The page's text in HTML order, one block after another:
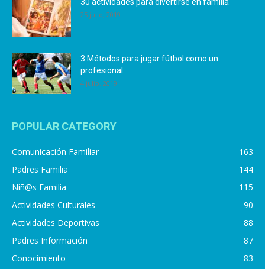
30 actividades para divertirse en familia
25 julio, 2019
3 Métodos para jugar fútbol como un
profesional
4 julio, 2019
POPULAR CATEGORY
Comunicación Familiar
163
Padres Familia
144
Niñ@s Familia
115
Actividades Culturales
90
Actividades Deportivas
88
Padres Información
87
Conocimiento
83